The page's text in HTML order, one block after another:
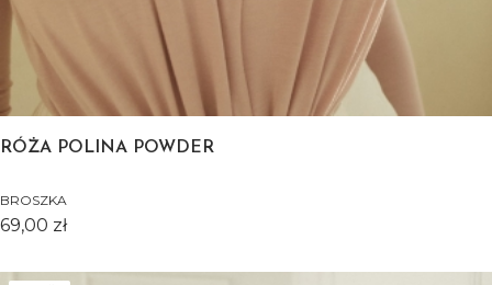
RÓŻA POLINA POWDER
BROSZKA
Cena
69,00 zł